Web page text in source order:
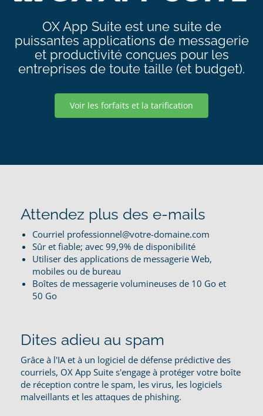
OX App Suite est une suite de
puissantes applications de messagerie
et productivité conçues pour les
entreprises de toute taille (et budget).
Voir les forfaits et la tarification
Attendez plus des e-mails
Courriel professionnel@votre-domaine.com
Sûr et fiable; avec 99,9% de disponibilité
Utiliser des applications de messagerie Web,
mobiles ou de bureau
Boîtes de messagerie volumineuses de 10 Go et
50 Go
Dites adieu au spam
Grâce à l'IA et à un logiciel de défense prédictive des
courriels, OX App Suite s'engage à protéger votre boîte
de réception contre le spam, les virus, les logiciels
malveillants et les attaques de phishing.